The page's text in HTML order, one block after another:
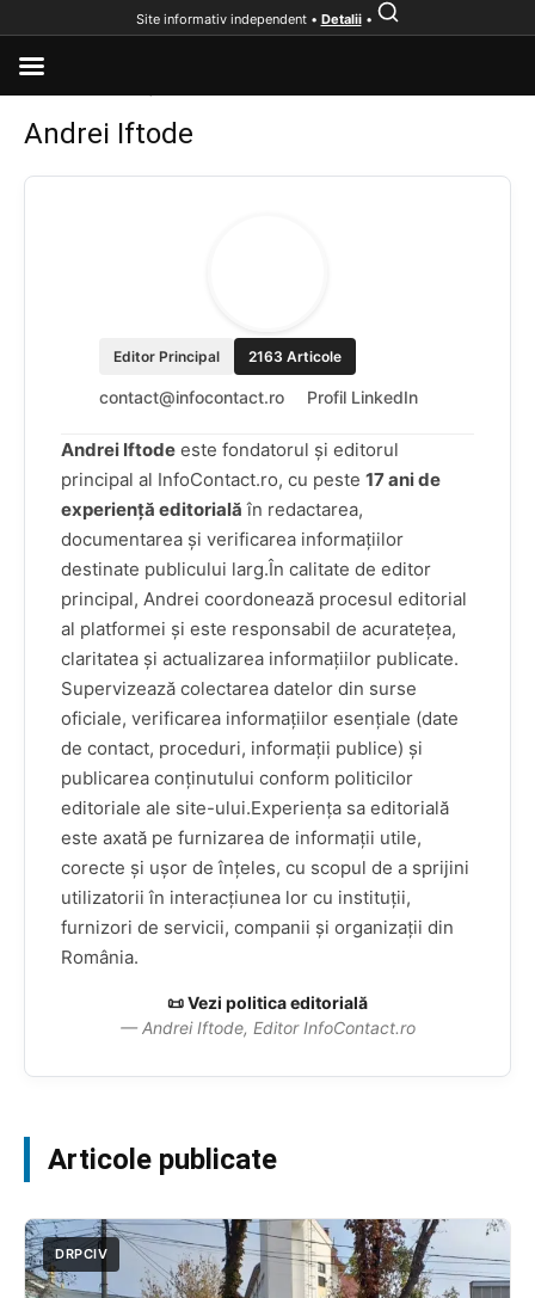
Andrei Iftode
Editor Principal 2163 Articole
contact@infocontact.ro Profil LinkedIn
Andrei Iftode este fondatorul și editorul
principal al InfoContact.ro, cu peste 17 ani de
experiență editorială în redactarea,
documentarea și verificarea informațiilor
destinate publicului larg.În calitate de editor
principal, Andrei coordonează procesul editorial
al platformei și este responsabil de acuratețea,
claritatea și actualizarea informațiilor publicate.
Supervizează colectarea datelor din surse
oficiale, verificarea informațiilor esențiale (date
de contact, proceduri, informații publice) și
publicarea conținutului conform politicilor
editoriale ale site-ului.Experiența sa editorială
este axată pe furnizarea de informații utile,
corecte și ușor de înțeles, cu scopul de a sprijini
utilizatorii în interacțiunea lor cu instituții,
furnizori de servicii, companii și organizații din
România.
📜 Vezi politica editorială
— Andrei Iftode, Editor InfoContact.ro
Articole publicate
DRPCIV
Site informativ independent • Detalii•